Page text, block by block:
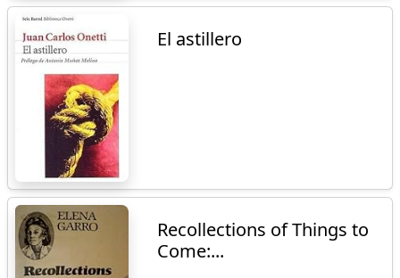
El astillero
Recollections of Things to
Come:...